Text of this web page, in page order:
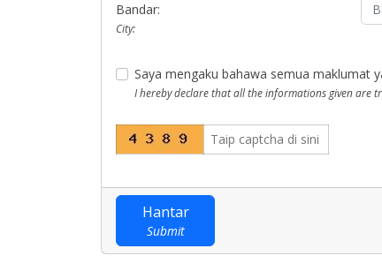
Bandar:
City:
Saya mengaku bahawa semua maklumat
I hereby declare that all the informations given are
Hantar
Submit